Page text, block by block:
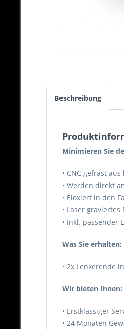
Beschreibung
Minimieren Sie
• CNC gefräst
• Werden direkt
• Eloxiert in den
• Laser graviertes
• Inkl. passender
Was Sie erhalten:
• 2x Lenkerende
Wir bieten Ihnen:
• Erstklassiger
• 24 Monaten